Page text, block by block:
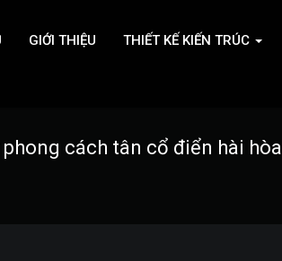
GIỚI THIỆU THIẾT KẾ KIẾN TRÚC
cách tân cổ điển hài hòa